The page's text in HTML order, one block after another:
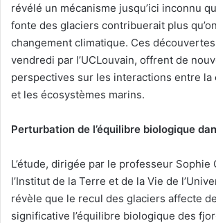
révélé un mécanisme jusqu’ici inconnu
fonte des glaciers contribuerait plus
changement climatique. Ces
vendredi par l’UCLouvain, offrent de
perspectives sur les interactions entre la
et les écosystèmes marins.
Perturbation de l’équilibre biologique
L’étude, dirigée par le professeur Sophie
l’Institut de la Terre et de la Vie de
révèle que le recul des glaciers affecte
significative l’équilibre biologique des